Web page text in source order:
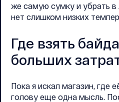
же самую сумку и убрать
нет слишком низких
Где взять
больших
Пока я искал магазин, где
голову еще одна мысль.